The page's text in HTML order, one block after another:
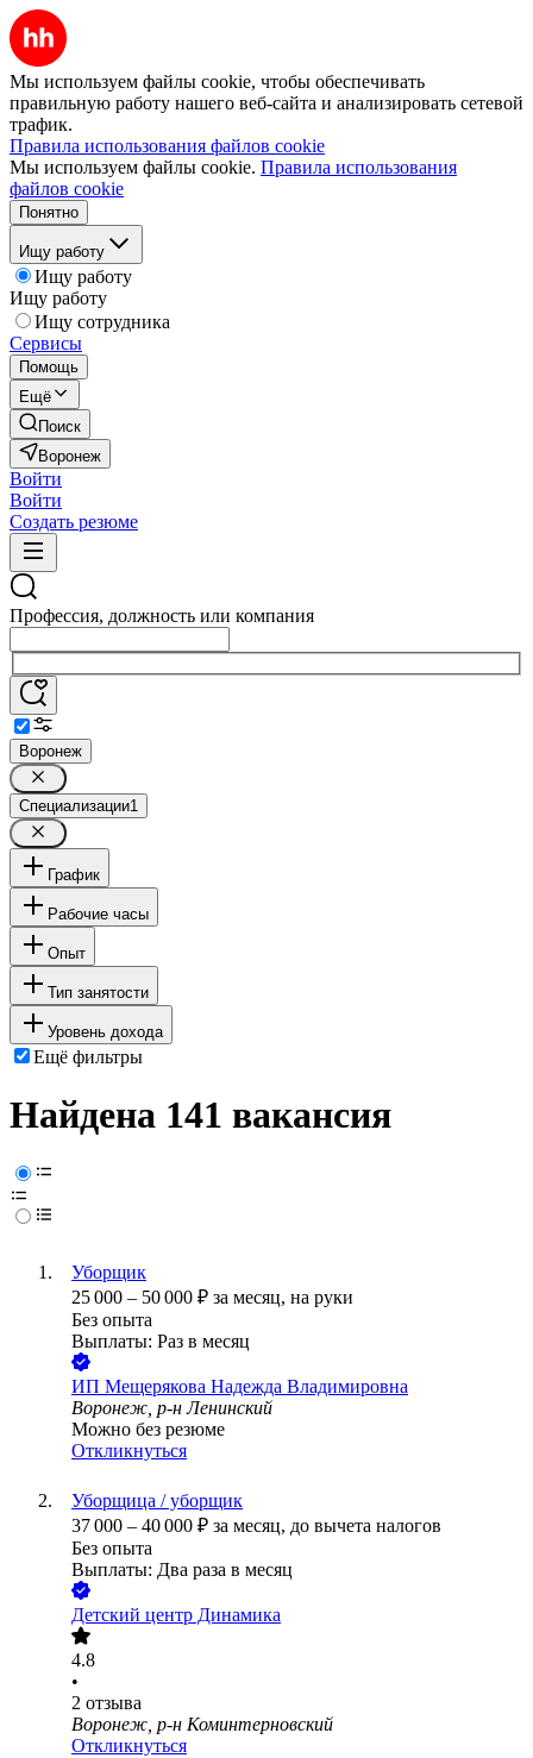
Мы используем файлы cookie, чтобы обеспечивать
правильную работу нашего веб-сайта и анализировать сетевой
трафик.
Правила использования файлов cookie
Мы используем файлы cookie. Правила использования
файлов cookie
Понятно
Ищу работу
Ищу работу
Ищу работу
Ищу сотрудника
Сервисы
Помощь
Ещё
Поиск
Воронеж
Войти
Войти
Создать резюме
Профессия, должность или компания
Воронеж
Специализации1
График
Рабочие часы
Опыт
Тип занятости
Уровень дохода
Ещё фильтры
Найдена 141 вакансия
Уборщик
25 000 – 50 000 ₽ за месяц, на руки
Без опыта
Выплаты: Раз в месяц
ИП Мещерякова Надежда Владимировна
Воронеж, р-н Ленинский
Можно без резюме
Откликнуться
Уборщица / уборщик
37 000 – 40 000 ₽ за месяц, до вычета налогов
Без опыта
Выплаты: Два раза в месяц
Детский центр Динамика
4.8
•
2 отзыва
Воронеж, р-н Коминтерновский
Откликнуться